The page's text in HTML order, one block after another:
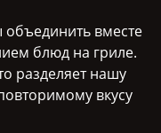
объединить вместе
блюд на гриле.
разделяет нашу
вкусу